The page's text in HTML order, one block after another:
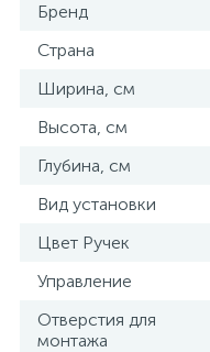
Бренд
Страна
Ширина, см
Высота, см
Глубина, см
Вид установки
Цвет Ручек
Управление
Отверстия для
монтажа